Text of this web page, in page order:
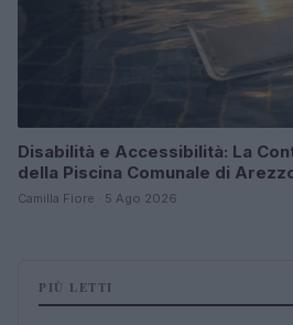
Disabilità e Accessibilità: La
della Piscina Comunale di
Camilla Fiore · 5 Ago 2026
PIÙ LETTI